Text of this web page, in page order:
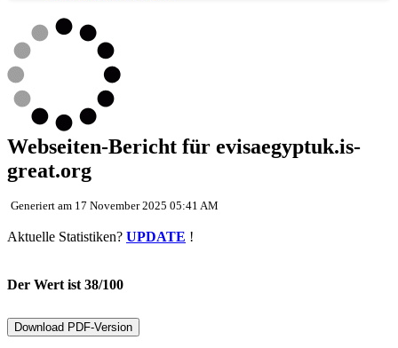
Webseiten-Bericht für evisaegyptuk.is-
great.org
Generiert am 17 November 2025 05:41 AM
Aktuelle Statistiken? UPDATE !
Der Wert ist 38/100
Download PDF-Version